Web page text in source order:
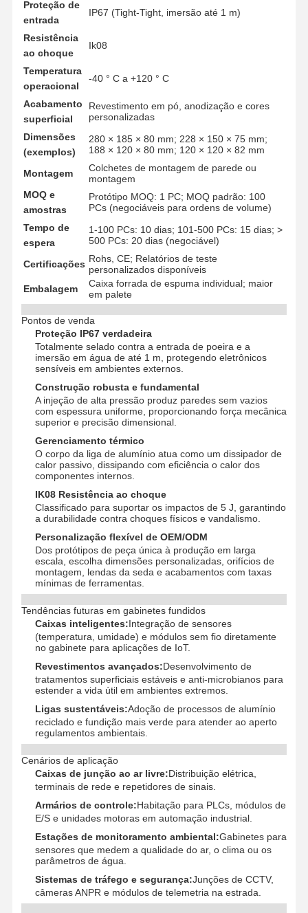
Para Casa Produtos Vídeos
Visita À
Fábrica
Controle De
Qualidade
Contacte-
Nos
Notícias
Casos
Converse
Agora
Fundição de matriz de alumínio
Peças de usinagem CNC
Peças de chapa
fabricação de autopeças
Gabinete de fundição sob pressão
Prototipagem rápida
tratamento de superfícies metálicas
Molde de fundição a óleo
Proteção de
entrada
IP67 (Tight-Tight, imersão até 1 m)
Resistência
ao choque
Ik08
Temperatura
operacional
-40 ° C a +120 ° C
Acabamento
superficial
Revestimento em pó, anodização e cores
personalizadas
Dimensões
(exemplos)
280 × 185 × 80 mm; 228 × 150 × 75 mm;
188 × 120 × 80 mm; 120 × 120 × 82 mm
Montagem
Colchetes de montagem de parede ou
montagem
MOQ e
amostras
Protótipo MOQ: 1 PC; MOQ padrão: 100
PCs (negociáveis ​​para ordens de volume)
Tempo de
espera
1-100 PCs: 10 dias; 101-500 PCs: 15 dias; >
500 PCs: 20 dias (negociável)
Certificações Rohs, CE; Relatórios de teste
personalizados disponíveis
Embalagem
Caixa forrada de espuma individual; maior
em palete
Pontos de venda
Proteção IP67 verdadeira
Totalmente selado contra a entrada de poeira e a
imersão em água de até 1 m, protegendo eletrônicos
sensíveis em ambientes externos.
Construção robusta e fundamental
A injeção de alta pressão produz paredes sem vazios
com espessura uniforme, proporcionando força mecânica
superior e precisão dimensional.
Gerenciamento térmico
O corpo da liga de alumínio atua como um dissipador de
calor passivo, dissipando com eficiência o calor dos
componentes internos.
IK08 Resistência ao choque
Classificado para suportar os impactos de 5 J, garantindo
a durabilidade contra choques físicos e vandalismo.
Personalização flexível de OEM/ODM
Dos protótipos de peça única à produção em larga
escala, escolha dimensões personalizadas, orifícios de
montagem, lendas da seda e acabamentos com taxas
mínimas de ferramentas.
Tendências futuras em gabinetes fundidos
Caixas inteligentes:Integração de sensores
(temperatura, umidade) e módulos sem fio diretamente
no gabinete para aplicações de IoT.
Revestimentos avançados:Desenvolvimento de
tratamentos superficiais estáveis ​​e anti-microbianos para
estender a vida útil em ambientes extremos.
Ligas sustentáveis:Adoção de processos de alumínio
reciclado e fundição mais verde para atender ao aperto
regulamentos ambientais.
Cenários de aplicação
Caixas de junção ao ar livre:Distribuição elétrica,
terminais de rede e repetidores de sinais.
Armários de controle:Habitação para PLCs, módulos de
E/S e unidades motoras em automação industrial.
Estações de monitoramento ambiental:Gabinetes para
sensores que medem a qualidade do ar, o clima ou os
parâmetros de água.
Sistemas de tráfego e segurança:Junções de CCTV,
câmeras ANPR e módulos de telemetria na estrada.